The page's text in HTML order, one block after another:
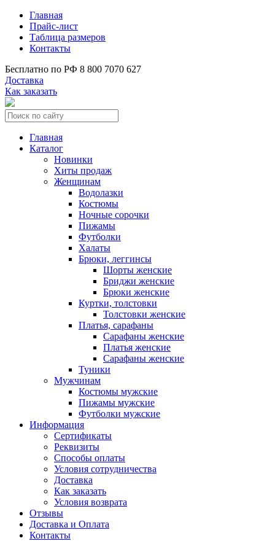
Главная
Прайс-лист
Таблица размеров
Контакты
Бесплатно по РФ 8 800 7070 627
Доставка
Как заказать
Главная
Каталог
Новинки
Хиты продаж
Женщинам
Водолазки
Костюмы
Ночные сорочки
Пижамы
Футболки
Халаты
Брюки, леггинсы
Шорты женские
Бриджи женские
Брюки женские
Куртки, толстовки
Толстовки женские
Платья, сарафаны
Сарафаны женские
Платья женские
Сарафаны женские
Туники
Мужчинам
Костюмы мужские
Пижамы мужские
Футболки мужские
Информация
Сертификаты
Реквизиты
Способы оплаты
Условия сотрудничества
Доставка
Как заказать
Условия возврата
Отзывы
Доставка и Оплата
Контакты